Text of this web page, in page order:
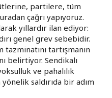
partilere, tüm
çağrı yapıyoruz.
yıllardır ilan ediyor:
genel grev sebebidir.
tazminatını tartışmanın
belirtiyor. Sendikalı
ve pahalılık
saldırıda bir adım